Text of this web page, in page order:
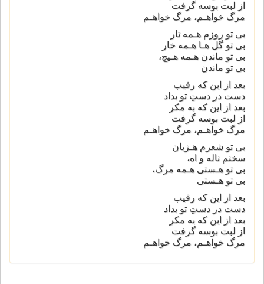
از لبت بوسه گرفت
مرگ خواهـم، مرگ خواهـم
بى تو روزم هـمه تار
بى تو گل هـا هـمه خار
بى تو ماندن هـمه هـيچ،
بى تو ماندن
بعد از اين كه رقيب
دست در دستِ تو بداد
بعد از اين كه به مكر
از لبت بوسه گرفت
مرگ خواهـم، مرگ خواهـم
بى تو شعرم هـزيان
سخنم ناله و اه،
بى تو هـستى هـمه مرگ،
بى تو هـستى
بعد از اين كه رقيب
دست در دستِ تو بداد
بعد از اين كه به مكر
از لبت بوسه گرفت
مرگ خواهـم، مرگ خواهـم